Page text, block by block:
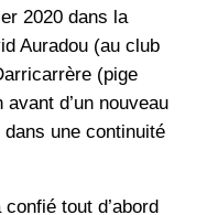
2020 dans la
Auradou (au club
(pige
avant d’un nouveau
une continuité
tout d’abord